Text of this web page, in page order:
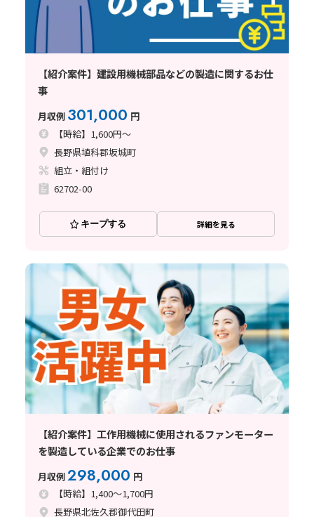
【紹介案件】建設用機械部品などの製造に関するお仕
事
月収例 301,000 円
【時給】1,600円～
長野県埴科郡坂城町
組立・組付け
62702-00
キープする 詳細を見る
【紹介案件】工作用機械に使用されるファンモーター
を製造している企業でのお仕事
月収例298,000 円
【時給】1,400～1,700円
長野県北佐久郡御代田町